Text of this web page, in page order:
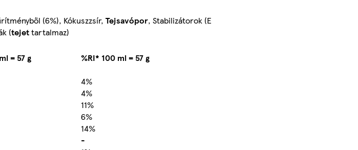
(6%), Kókuszzsír, Tejsavópor, Stabilizátorok (E
(tejettartalmaz)
= 57 g
%RI* 100 ml = 57 g
4%
4%
11%
6%
14%
-